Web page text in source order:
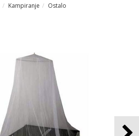
Kampiranje Ostalo